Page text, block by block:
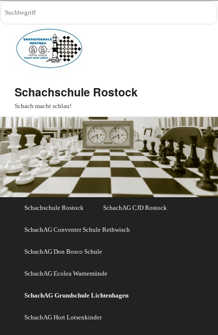
Schachschule Rostock
Schach macht schlau!
Schachschule Rostock SchachAG CJD Rostock
SchachAG Conventer Schule Rethwisch
SchachAG Don Bosco Schule
SchachAG Ecolea Warnemünde
SchachAG Grundschule Lichtenhagen
SchachAG Hort Lotsenkinder